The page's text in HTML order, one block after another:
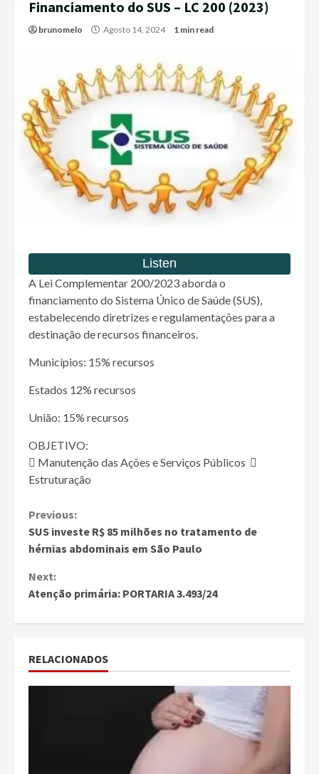
Financiamento do SUS – LC 200 (2023)
brunomelo Agosto 14, 2024 1 min read
A Lei Complementar 200/2023 aborda o
financiamento do Sistema Único de Saúde (SUS),
estabelecendo diretrizes e regulamentações para a
destinação de recursos financeiros.
Municípios: 15% recursos
Estados 12% recursos
União: 15% recursos
OBJETIVO:
 Manutenção das Ações e Serviços Públicos 
Estruturação
Continue
Reading
Previous:
SUS investe R$ 85 milhões no tratamento de
hérnias abdominais em São Paulo
Next:
Atenção primária: PORTARIA 3.493/24
RELACIONADOS